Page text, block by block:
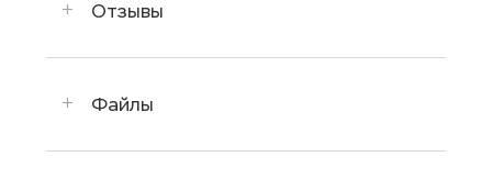
Отзывы
Файлы